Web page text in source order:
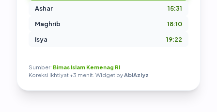
Ashar
15:31
Maghrib
18:10
Isya
19:22
Sumber: Bimas Islam Kemenag RI
Koreksi Ikhtiyat +3 menit. Widget byAbiAziyz